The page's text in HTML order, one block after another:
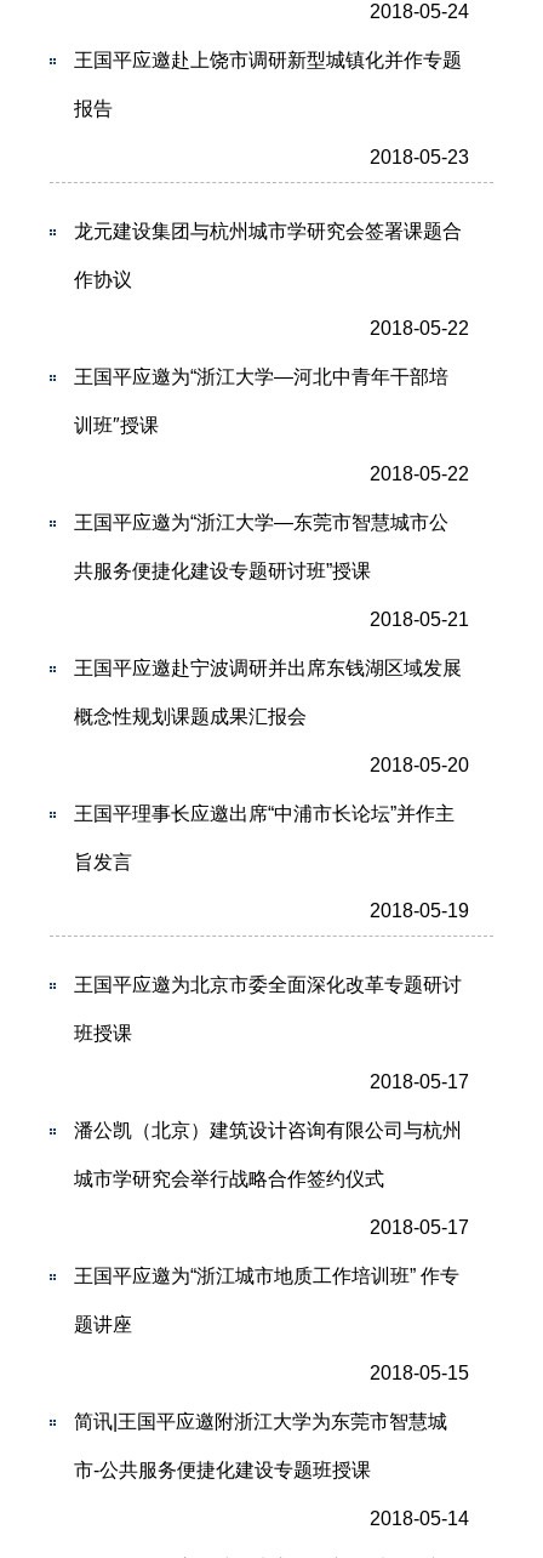
2018-05-24
王国平应邀赴上饶市调研新型城镇化并作专题
报告
2018-05-23
龙元建设集团与杭州城市学研究会签署课题合
作协议
2018-05-22
王国平应邀为“浙江大学—河北中青年干部培
训班″授课
2018-05-22
王国平应邀为“浙江大学—东莞市智慧城市公
共服务便捷化建设专题研讨班”授课
2018-05-21
王国平应邀赴宁波调研并出席东钱湖区域发展
概念性规划课题成果汇报会
2018-05-20
王国平理事长应邀出席“中浦市长论坛”并作主
旨发言
2018-05-19
王国平应邀为北京市委全面深化改革专题研讨
班授课
2018-05-17
潘公凯（北京）建筑设计咨询有限公司与杭州
城市学研究会举行战略合作签约仪式
2018-05-17
王国平应邀为“浙江城市地质工作培训班” 作专
题讲座
2018-05-15
简讯|王国平应邀附浙江大学为东莞市智慧城
市-公共服务便捷化建设专题班授课
2018-05-14